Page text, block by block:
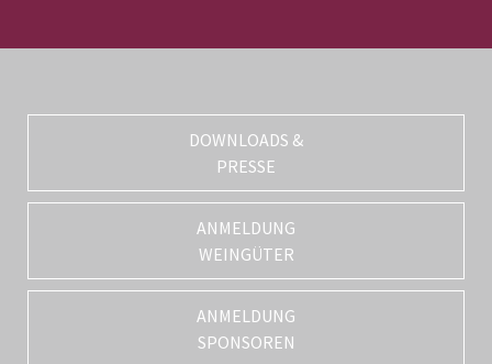
DOWNLOADS &
PRESSE
ANMELDUNG
WEINGÜTER
ANMELDUNG
SPONSOREN